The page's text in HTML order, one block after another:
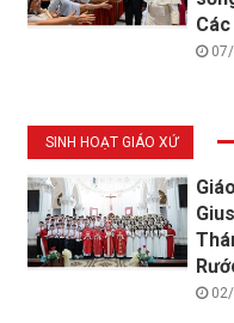
SINH HOẠT GIÁO XỨ